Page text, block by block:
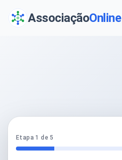
AssociaçãoOnline
Etapa 1 de 5